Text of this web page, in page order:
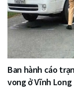
Ban hành cáo
vong ở Vĩnh Long